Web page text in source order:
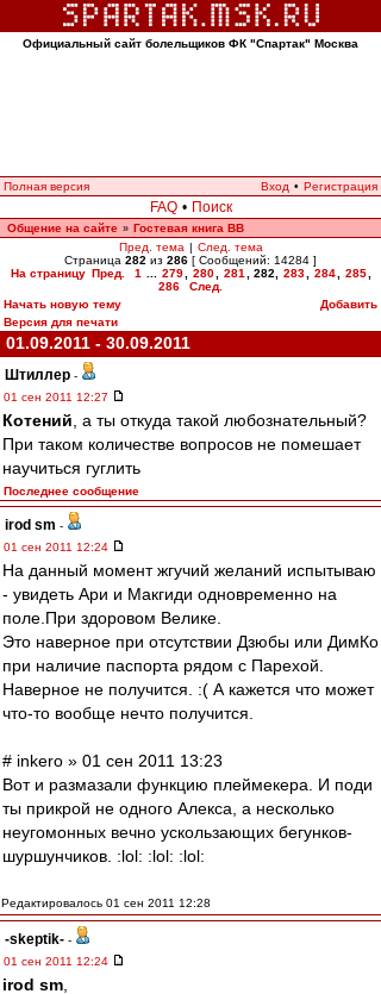
Официальный сайт болельщиков ФК "Спартак" Москва
Полная версия Вход • Регистрация
FAQ • Поиск
Общение на сайте » Гостевая книга ВВ
Пред. тема | След. тема
Страница 282 из 286 [ Сообщений: 14284 ]
На страницу Пред. 1 279 280 281 282 283 284 285
286
След.
Начать новую тему
Добавить
Версия для печати
01.09.2011 - 30.09.2011
Штиллер -
01 сен 2011 12:27
Котений , а ты откуда такой любознательный?
При таком количестве вопросов не помешает
научиться гуглить
Последнее сообщение
irod sm -
01 сен 2011 12:24
На данный момент жгучий желаний испытываю
- увидеть Ари и Макгиди одновременно на
поле.При здоровом Велике.
Это наверное при отсутствии Дзюбы или ДимКо
при наличие паспорта рядом с Парехой.
Наверное не получится. :( А кажется что может
что-то вообще нечто получится.
# inkero » 01 сен 2011 13:23
Вот и размазали функцию плеймекера. И поди
ты прикрой не одного Алекса, а несколько
неугомонных вечно ускользающих бегунков-
шуршунчиков. :lol: :lol: :lol:
Редактировалось 01 сен 2011 12:28
-skeptik- -
01 сен 2011 12:24
irod sm